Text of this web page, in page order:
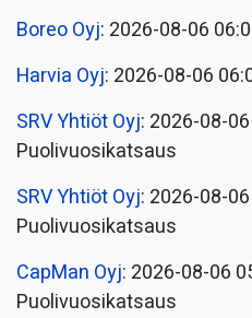
Boreo Oyj: 2026-08-06
Harvia Oyj: 2026-08-06
SRV Yhtiöt Oyj: 2026-08-
Puolivuosikatsaus
SRV Yhtiöt Oyj: 2026-08-
Puolivuosikatsaus
CapMan Oyj: 2026-08-06
Puolivuosikatsaus